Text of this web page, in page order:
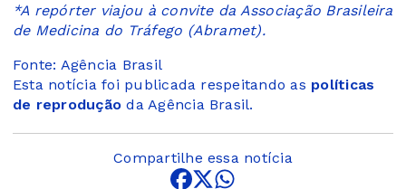
*A repórter viajou à convite da Associação Brasileira
de Medicina do Tráfego (Abramet).
Fonte: Agência Brasil
Esta notícia foi publicada respeitando as políticas
de reprodução da Agência Brasil.
Compartilhe essa notícia